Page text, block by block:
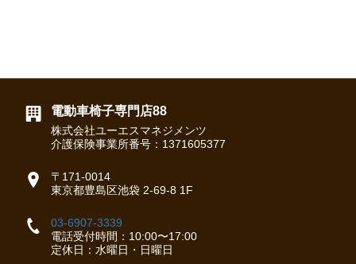
電動車椅子専門店88
株式会社ユーエスマネジメンツ
介護保険事業所番号：1371605377
〒171-0014
東京都豊島区池袋 2-69-8 1F
03-6907-3339
電話受付時間：10:00〜17:00
定休日：水曜日・日曜日